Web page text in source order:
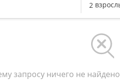
запросу ничего не